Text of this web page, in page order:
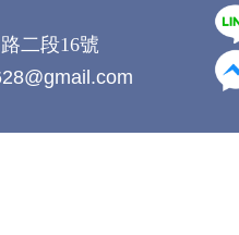
二段16號